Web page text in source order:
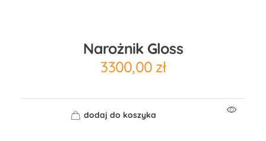
Narożnik Gloss
3300,00 zł
dodaj do koszyka